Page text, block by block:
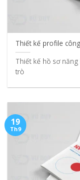
Thiết kế profile
Thiết kế hồ sơ
trò
19
Th9